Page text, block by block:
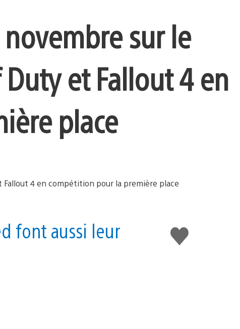
sur le
et Fallout 4 en
place
J'aime
font aussi leur